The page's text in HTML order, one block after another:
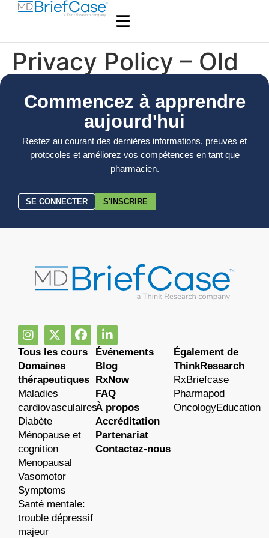
Privacy Policy – Old
Commencez à apprendre
aujourd'hui
Restez au courant des dernières informations, preuves et
protocoles et améliorez vos compétences en tant que
pharmacien.
SE CONNECTER S'INSCRIRE
Tous les cours
Domaines
thérapeutiques
Maladies
cardiovasculaires
Diabète
Ménopause et
cognition
Menopausal
Vasomotor
Symptoms
Santé mentale:
trouble dépressif
majeur
Événements
Blog
RxNow
FAQ
À propos
Accréditation
Partenariat
Contactez-nous
Également de
ThinkResearch
RxBriefcase
Pharmapod
OncologyEducation